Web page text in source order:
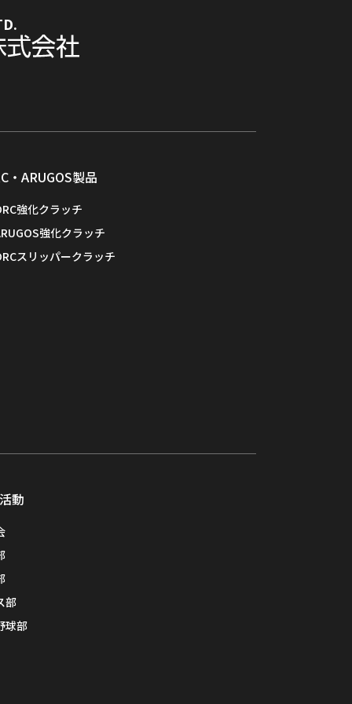
・ARUGOS製品
強化クラッチ
強化クラッチ
スリッパークラッチ
動
部
球部